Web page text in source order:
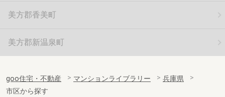
美方郡香美町
美方郡新温泉町
goo住宅・不動産 マンションライブラリー
兵庫県
市区から探す